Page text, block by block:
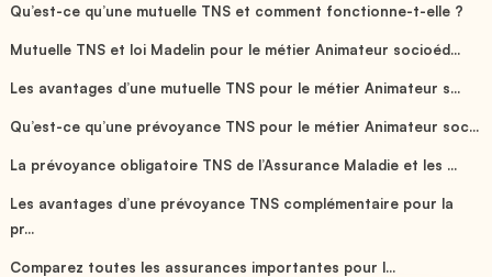
Qu’est-ce qu’une mutuelle TNS et comment fonctionne-t-elle ?
Mutuelle TNS et loi Madelin pour le métier Animateur socioéd...
Les avantages d’une mutuelle TNS pour le métier Animateur s...
Qu’est-ce qu’une prévoyance TNS pour le métier Animateur soc...
La prévoyance obligatoire TNS de l’Assurance Maladie et les ...
Les avantages d’une prévoyance TNS complémentaire pour la
pr...
Comparez toutes les assurances importantes pour l...